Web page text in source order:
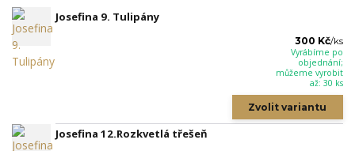
Josefina 9. Tulipány
300 Kč/ks
Vyrábíme po
objednání;
můžeme vyrobit
až: 30 ks
Zvolit variantu
Josefina 12.Rozkvetlá třešeň